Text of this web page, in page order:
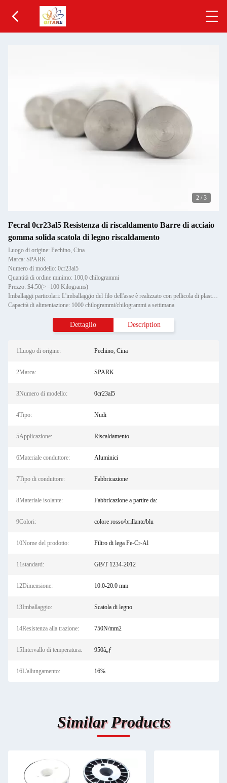
2 / 3
Fecral 0cr23al5 Resistenza di riscaldamento Barre di acciaio
gomma solida scatola di legno riscaldamento
Luogo di origine: Pechino, Cina
Marca: SPARK
Numero di modello: 0cr23al5
Quantità di ordine minimo: 100,0 chilogrammi
Prezzo: $4.50(>=100 Kilograms)
Imballaggi particolari: L'imballaggio del filo dell'asse è realizzato con pellicola di plastica, mentre l'imballaggio estern
Capacità di alimentazione: 1000 chilogrammi/chilogrammi a settimana
Dettaglio Description
1Luogo di origine: Pechino, Cina
2Marca: SPARK
3Numero di modello: 0cr23al5
4Tipo: Nudi
5Applicazione: Riscaldamento
6Materiale conduttore: Aluminici
7Tipo di conduttore: Fabbricazione
8Materiale isolante: Fabbricazione a partire da:
9Colori: colore rosso/brillante/blu
10Nome del prodotto: Filtro di lega Fe-Cr-Al
11standard: GB/T 1234-2012
12Dimensione: 10.0-20.0 mm
13Imballaggio: Scatola di legno
14Resistenza alla trazione: 750N/mm2
15Intervallo di temperatura: 950â„ƒ
16L'allungamento: 16%
Similar Products